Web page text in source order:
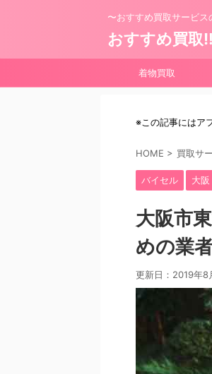
〜おすすめ買取サービ
おすすめ買取
着物買取
※この記事にはア
HOME > 買取サ
バイセル 大阪
大阪市
めの業
更新日： 2019年8